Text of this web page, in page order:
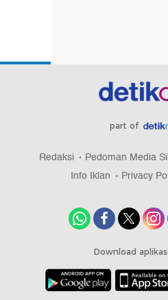
part of
Redaksi Pedoman Media
Info Iklan
Privacy
Download